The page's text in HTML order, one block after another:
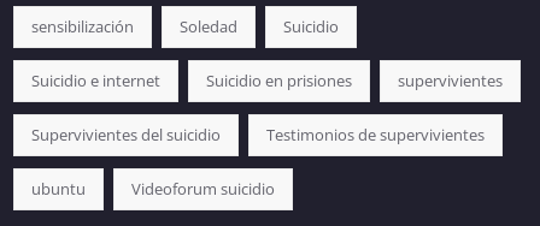
sensibilización Soledad Suicidio
Suicidio e internet Suicidio en prisiones supervivientes
Supervivientes del suicidio Testimonios de supervivientes
ubuntu Videoforum suicidio